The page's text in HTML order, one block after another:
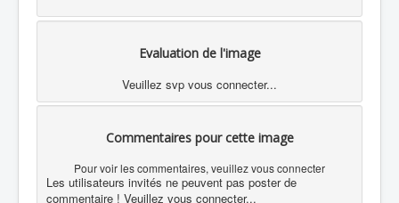
Evaluation de l'image
Veuillez svp vous connecter...
Commentaires pour cette image
Pour voir les commentaires, veuillez vous connecter
Les utilisateurs invités ne peuvent pas poster de
commentaire ! Veuillez vous connecter...